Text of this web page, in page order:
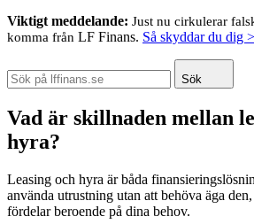
Viktigt meddelande: Just nu cirkulerar
komma från LF Finans. Så skyddar du dig >
Sök
Vad är skillnaden mellan
hyra?
Leasing och hyra är båda
använda utrustning utan att behöva äga
fördelar beroende på dina behov.